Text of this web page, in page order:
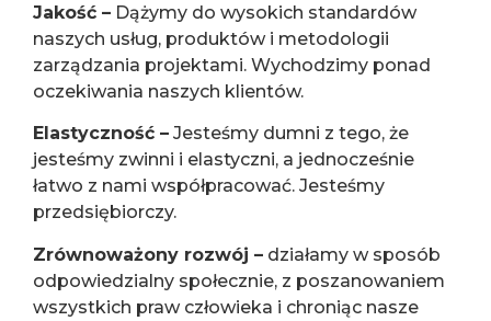
Jakość – Dążymy do wysokich standardów
naszych usług, produktów i metodologii
zarządzania projektami. Wychodzimy ponad
oczekiwania naszych klientów.
Elastyczność – Jesteśmy dumni z tego, że
jesteśmy zwinni i elastyczni, a jednocześnie
łatwo z nami współpracować. Jesteśmy
przedsiębiorczy.
Zrównoważony rozwój – działamy w sposób
odpowiedzialny społecznie, z poszanowaniem
wszystkich praw człowieka i chroniąc nasze